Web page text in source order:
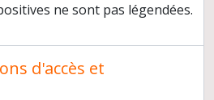
ne sont pas légendées.
d'accès et